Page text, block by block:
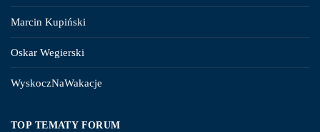
Marcin Kupiński
Oskar Wegierski
WyskoczNaWakacje
TOP TEMATY FORUM